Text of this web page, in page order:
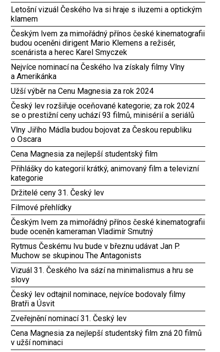
Letošní vizuál Českého lva si hraje s iluzemi a optickým
klamem
Českým lvem za mimořádný přínos české kinematografii
budou oceněni dirigent Mario Klemens a režisér,
scenárista a herec Karel Smyczek
Nejvíce nominací na Českého lva získaly filmy Vlny
a Amerikánka
Užší výběr na Cenu Magnesia za rok 2024
Český lev rozšiřuje oceňované kategorie; za rok 2024
se o prestižní ceny uchází 93 filmů, minisérií a seriálů
Vlny Jiřího Mádla budou bojovat za Českou republiku
o Oscara
Cena Magnesia za nejlepší studentský film
Přihlášky do kategorií krátký, animovaný film a televizní
kategorie
Držitelé ceny 31. Český lev
Filmové přehlídky
Českým lvem za mimořádný přínos české kinematografii
bude oceněn kameraman Vladimír Smutný
Rytmus Českému lvu bude v březnu udávat Jan P.
Muchow se skupinou The Antagonists
Vizuál 31. Českého lva sází na minimalismus a hru se
slovy
Český lev odtajnil nominace, nejvíce bodovaly filmy
Bratři a Úsvit
Zveřejnění nominací 31. Český lev
Cena Magnesia za nejlepší studentský film zná 20 filmů
v užší nominaci